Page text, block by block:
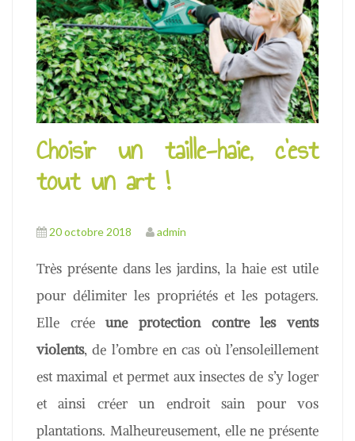
Choisir un taille-haie, c’est
tout un art !
20 octobre 2018 admin
Très présente dans les jardins, la haie est utile
pour délimiter les propriétés et les potagers.
Elle créeune protection contre les vents
violents, de l’ombre en cas où l’ensoleillement
est maximal et permet aux insectes de s’y loger
et ainsi créer un endroit sain pour vos
plantations. Malheureusement, elle ne présente